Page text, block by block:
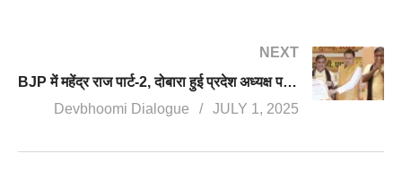
NEXT
BJP में महेंद्र राज पार्ट-2, दोबारा हुई प्रदेश अध्यक्ष पद पर ताजपोशी
Devbhoomi Dialogue
JULY 1, 2025